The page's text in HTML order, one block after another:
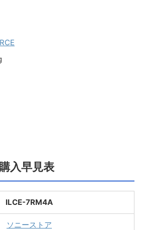
購入早見表
ILCE-7RM4A
ソニーストア